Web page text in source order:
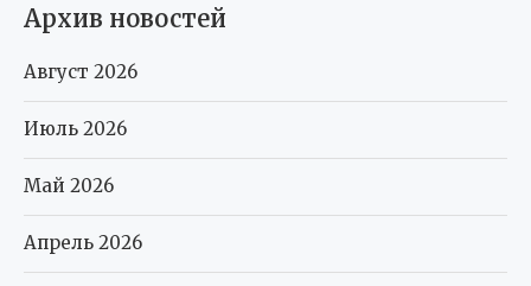
Архив новостей
Август 2026
Июль 2026
Май 2026
Апрель 2026